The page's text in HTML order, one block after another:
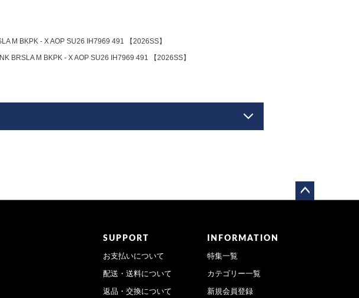
M BKPK - X AOP SU26 IH7969 491 【2026SS】
BRSLA M BKPK - X AOP SU26 IH7969 491 【2026SS】
SUPPORT
お支払いについて
配送・送料について
返品・交換について
INFORMATION
特集一覧
カテゴリー一覧
新規会員登録